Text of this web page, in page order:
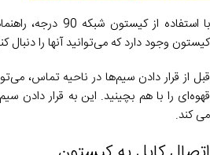
با استفاده از
کیستون وجود دارد که می‌توانید آنها را دنبال
قبل از قرار دادن سیم‌ها در ناحیه تماس،
قهوه‌ای را با هم بچینید. این به قرار
می کند.